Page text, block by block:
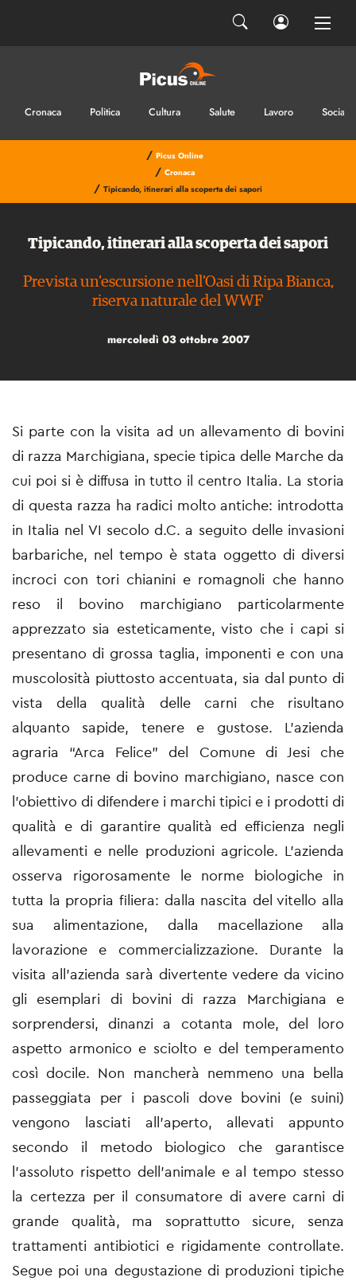
Cronaca Politica Cultura Salute Lavoro Sociale
/ Picus Online
/ Cronaca
/ Tipicando, itinerari alla scoperta dei sapori
Tipicando, itinerari alla scoperta dei sapori
Prevista un'escursione nell’Oasi di Ripa Bianca,
riserva naturale del WWF
mercoledì 03 ottobre 2007
Si parte con la visita ad un allevamento di bovini
di razza Marchigiana, specie tipica delle Marche da
cui poi si è diffusa in tutto il centro Italia. La storia
di questa razza ha radici molto antiche: introdotta
in Italia nel VI secolo d.C. a seguito delle invasioni
barbariche, nel tempo è stata oggetto di diversi
incroci con tori chianini e romagnoli che hanno
reso il bovino marchigiano particolarmente
apprezzato sia esteticamente, visto che i capi si
presentano di grossa taglia, imponenti e con una
muscolosità piuttosto accentuata, sia dal punto di
vista della qualità delle carni che risultano
alquanto sapide, tenere e gustose. L'azienda
agraria “Arca Felice” del Comune di Jesi che
produce carne di bovino marchigiano, nasce con
l’obiettivo di difendere i marchi tipici e i prodotti di
qualità e di garantire qualità ed efficienza negli
allevamenti e nelle produzioni agricole. L’azienda
osserva rigorosamente le norme biologiche in
tutta la propria filiera: dalla nascita del vitello alla
sua alimentazione, dalla macellazione alla
lavorazione e commercializzazione. Durante la
visita all’azienda sarà divertente vedere da vicino
gli esemplari di bovini di razza Marchigiana e
sorprendersi, dinanzi a cotanta mole, del loro
aspetto armonico e sciolto e del temperamento
così docile. Non mancherà nemmeno una bella
passeggiata per i pascoli dove bovini (e suini)
vengono lasciati all’aperto, allevati appunto
secondo il metodo biologico che garantisce
l’assoluto rispetto dell’animale e al tempo stesso
la certezza per il consumatore di avere carni di
grande qualità, ma soprattutto sicure, senza
trattamenti antibiotici e rigidamente controllate.
Segue poi una degustazione di produzioni tipiche